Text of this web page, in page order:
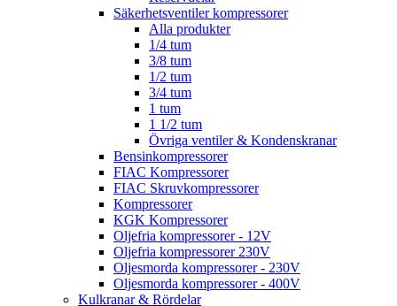
Säkerhetsventiler kompressorer
Alla produkter
1/4 tum
3/8 tum
1/2 tum
3/4 tum
1 tum
1 1/2 tum
Övriga ventiler & Kondenskranar
Bensinkompressorer
FIAC Kompressorer
FIAC Skruvkompressorer
Kompressorer
KGK Kompressorer
Oljefria kompressorer - 12V
Oljefria kompressorer 230V
Oljesmorda kompressorer - 230V
Oljesmorda kompressorer - 400V
Kulkranar & Rördelar